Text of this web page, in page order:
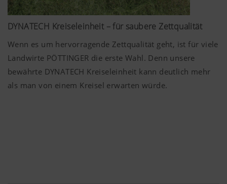
DYNATECH Kreiseleinheit – für saubere Zettqualität
Wenn es um hervorragende Zettqualität geht, ist für viele
Landwirte PÖTTINGER die erste Wahl. Denn unsere
bewährte DYNATECH Kreiseleinheit kann deutlich mehr
als man von einem Kreisel erwarten würde.